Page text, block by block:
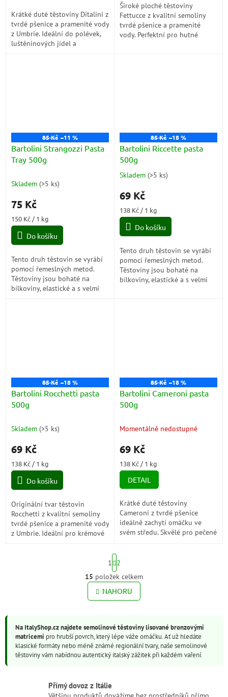
Krátké duté těstoviny Ditalini z
tvrdé pšenice a pramenité vody
z Umbrie. Ideální do polévek,
luštěninových jídel a
Široké ploché těstoviny
Fettucce z kvalitní semoliny
tvrdé pšenice a pramenité
vody. Perfektní pro hutné
85 Kč –11 %
Bartolini Strangozzi Pasta
Tray 500g
Skladem (>5 ks)
75 Kč
Měrná
cena:
150 Kč / 1 kg
Do košíku
Tento druh těstovin se vyrábí
pomocí řemeslných metod.
Těstoviny jsou bohaté na
bílkoviny, elastické a s velmi
85 Kč –18 %
Bartolini Riccette pasta
500g
Průměrné
produktu
5,0
5
Skladem (>5 ks)
69 Kč
Měrná
cena:
138 Kč / 1 kg
Do košíku
Tento druh těstovin se vyrábí
pomocí řemeslných metod.
Těstoviny jsou bohaté na
bílkoviny, elastické a s velmi
85 Kč –18 %
Bartolini Rocchetti pasta
500g
Skladem (>5 ks)
69 Kč
Měrná
cena:
138 Kč / 1 kg
Do košíku
Originální tvar těstovin
Rocchetti z kvalitní semoliny
tvrdé pšenice a pramenité vody
z Umbrie. Ideální pro krémové
85 Kč –18 %
Bartolini Cameroni pasta
500g
Momentálně nedostupné
69 Kč
Měrná
cena:
138 Kč / 1 kg
DETAIL
Krátké duté těstoviny
Cameroni z tvrdé pšenice
ideálně zachytí omáčku ve
svém středu. Skvělé pro pečené
O
v
l
a
c
í
p
S
t
r
á
n
k
á
n
í
1
2
15 položek celkem
NAHORU
Na ItalyShop.cz najdete semolinové těstoviny lisované bronzovými
matricemi pro hrubší povrch, který lépe váže omáčku. Ať už hledáte
klasické formáty nebo méně známé regionální tvary, naše semolinové
těstoviny vám nabídnou autentický italský zážitek při každém vaření.
Přímý dovoz z Itálie